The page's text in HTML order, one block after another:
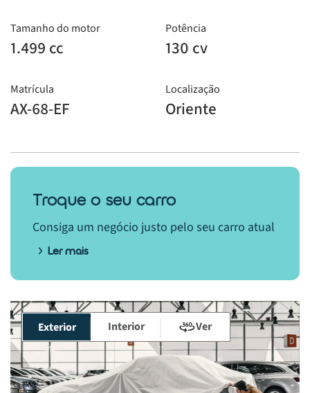
Tamanho do motor
1.499 cc
Potência
130 cv
Matrícula
AX-68-EF
Localização
Oriente
Troque o seu carro
Consiga um negócio justo pelo seu carro atual
Ler mais
Exterior Interior Ver